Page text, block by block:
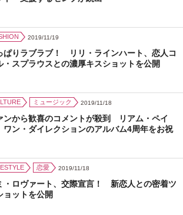
2019/11/19
ぱりラブラブ！ リリ・ラインハート、恋人コ
・スプラウスとの濃厚キスショットを公開
ミュージック 2019/11/18
ンから歓喜のコメントが殺到 リアム・ペイ
ワン・ダイレクションのアルバム4周年をお祝
恋愛 2019/11/18
・ロヴァート、交際宣言！ 新恋人との密着ツ
ョットを公開